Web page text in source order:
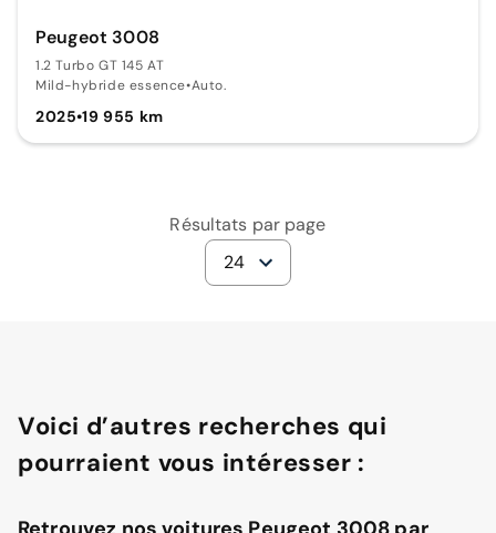
Peugeot 3008
1.2 Turbo GT 145 AT
Mild-hybride essence•Auto.
2025•19 955 km
Résultats par page
24
Voici d’autres recherches qui
pourraient vous intéresser :